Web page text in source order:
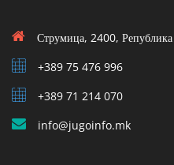
Струмица, 2400,
+389 75 476 996
+389 71 214 070
info@jugoinfo.mk